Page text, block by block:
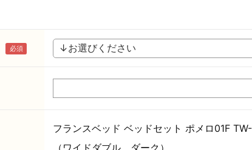
フランスベッド ベッドセット ポメロ01F
（ワイドダブル ダーク）